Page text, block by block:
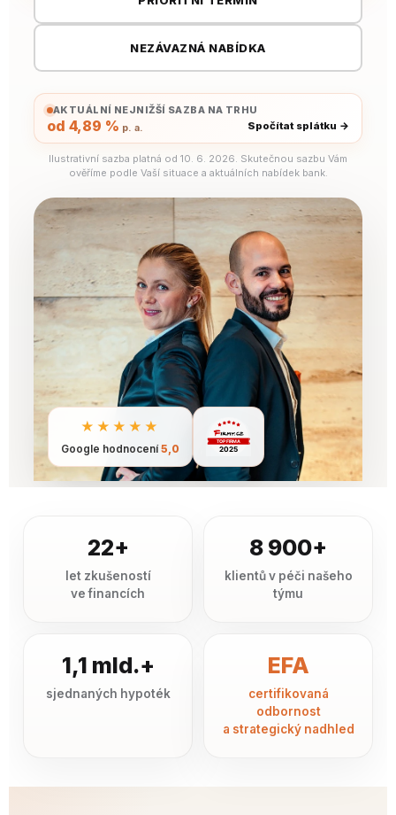
NEZÁVAZNÁ NABÍDKA
AKTUÁLNÍ NEJNIŽŠÍ SAZBA NA TRHU
od 4,89 % p. a. Spočítat splátku →
Ilustrativní sazba platná od 10. 6. 2026. Skutečnou sazbu Vám
ověříme podle Vaší situace a aktuálních nabídek bank.
★★★★★
Google hodnocení 5,0
22+
let zkušeností
ve financích
8 900+
klientů v péči našeho
týmu
1,1 mld.+
sjednaných hypoték
EFA
certifikovaná
odbornost
a strategický nadhled